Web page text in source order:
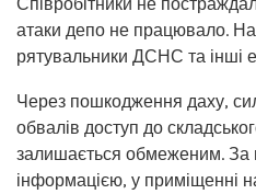
атаки депо не працювало.
рятувальники ДСНС та інші
Через пошкодження даху,
обвалів доступ до
залишається обмеженим. За
інформацією, у приміщенні